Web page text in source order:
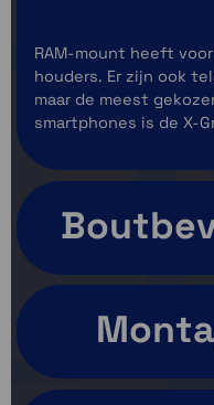
RAM-mount heeft
houders. Er zijn ook
maar de meest
smartphones is de X-